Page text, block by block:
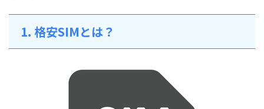
1. 格安SIMとは？